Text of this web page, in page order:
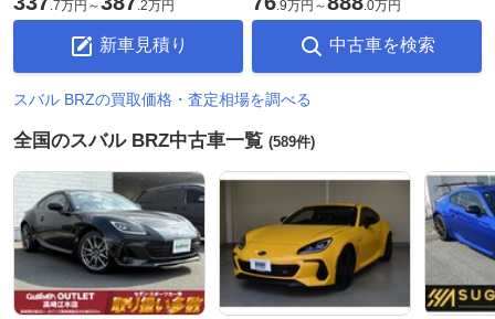
7万円 ～ 2万円
新車見積り
9万円 ～ 0万円
中古車を検索
スバル BRZの買取価格・査定相場を調べる
全国のスバル BRZ中古車一覧 (589件)